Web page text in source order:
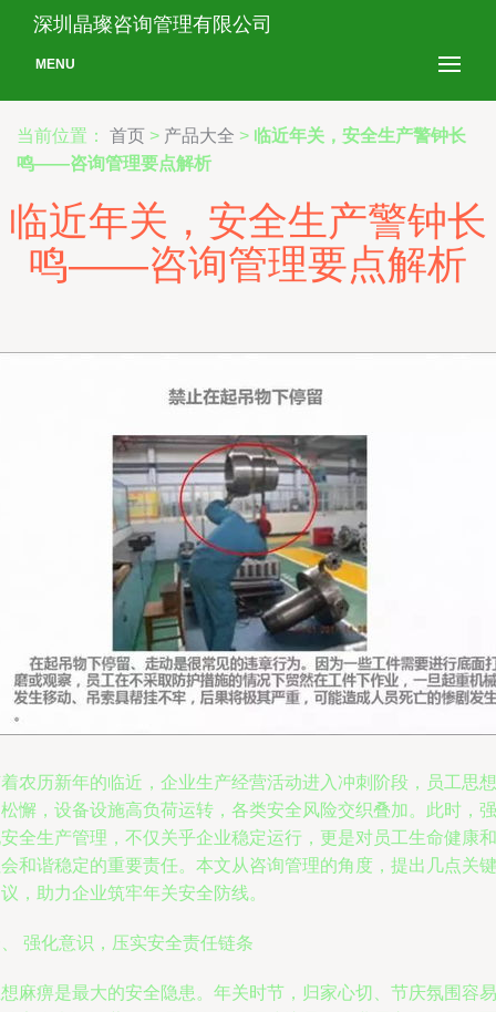
深圳晶璨咨询管理有限公司
MENU
当前位置： 首页 > 产品大全 > 临近年关，安全生产警钟长
鸣——咨询管理要点解析
临近年关，安全生产警钟长
鸣——咨询管理要点解析
农历新年的临近，企业生产经营活动进入冲刺阶段，员工思想
懈，设备设施高负荷运转，各类安全风险交织叠加。此时，强
全生产管理，不仅关乎企业稳定运行，更是对员工生命健康和
和谐稳定的重要责任。本文从咨询管理的角度，提出几点关键
，助力企业筑牢年关安全防线。
强化意识，压实安全责任链条
麻痹是最大的安全隐患。年关时节，归家心切、节庆氛围容易